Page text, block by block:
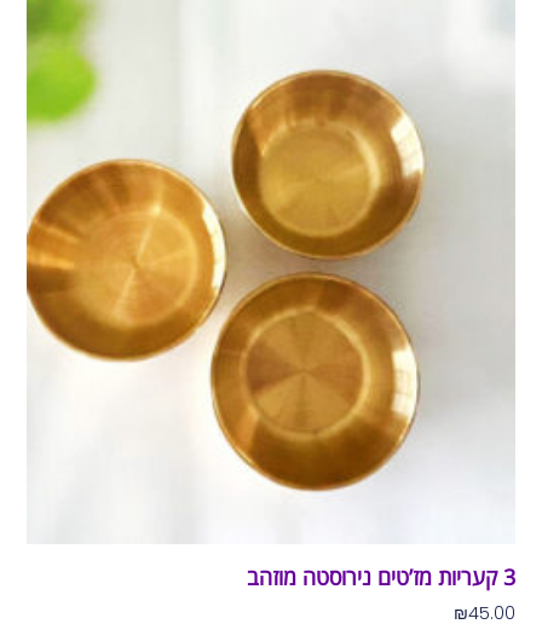
3 קעריות מז’טים נירוסטה מוזהב
₪45.00